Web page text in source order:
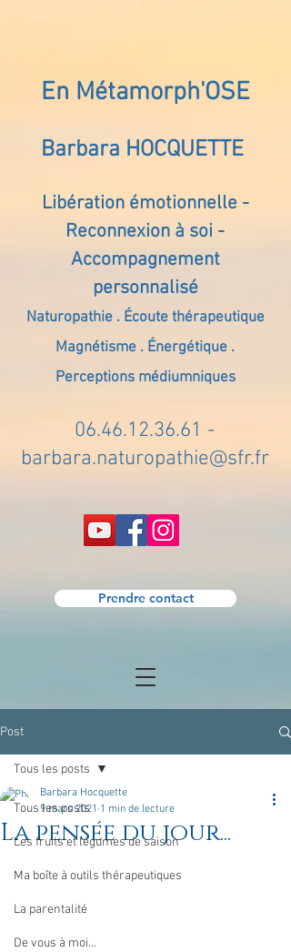
En Métamorph'OSE
Barbara HOCQUETTE
Libération émotionnelle -
Reconnexion à soi -
Accompagnement
personnalisé
Naturopathie . Écoute thérapeutique
Magnétisme . Énergétique .
Perceptions médiumniques
06.46.12.36.61 -
barbara.naturopathie@sfr.fr
Prendre contact
Post
Tous les posts
Les fruits et légumes de saison
Ma boîte à outils thérapeutiques
La parentalité
De vous à moi...
Tous les posts
La pensée du jour...
Barbara Hocquette
9 mars 2021 1 min de lecture